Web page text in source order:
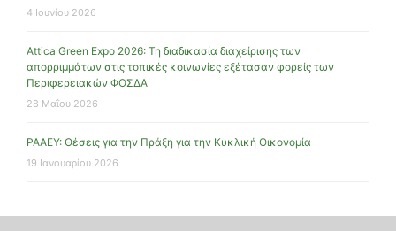
4 Ιουνίου 2026
Attica Green Expo 2026: Τη διαδικασία διαχείρισης των
απορριμμάτων στις τοπικές κοινωνίες εξέτασαν φορείς των
Περιφερειακών ΦΟΣΔΑ
28 Μαΐου 2026
ΡΑΑΕΥ: Θέσεις για την Πράξη για την Κυκλική Οικονομία
19 Ιανουαρίου 2026